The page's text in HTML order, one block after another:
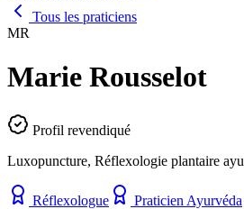
Tous les praticiens
MR
Marie Rousselot
Profil revendiqué
Luxopuncture, Réflexologie plantaire
Réflexologue
Praticien Ayurvéda